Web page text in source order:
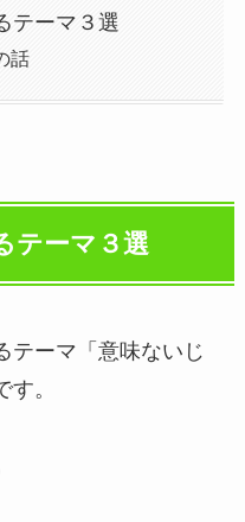
テーマ３選
話
テーマ３選
テーマ「意味ないじ
。